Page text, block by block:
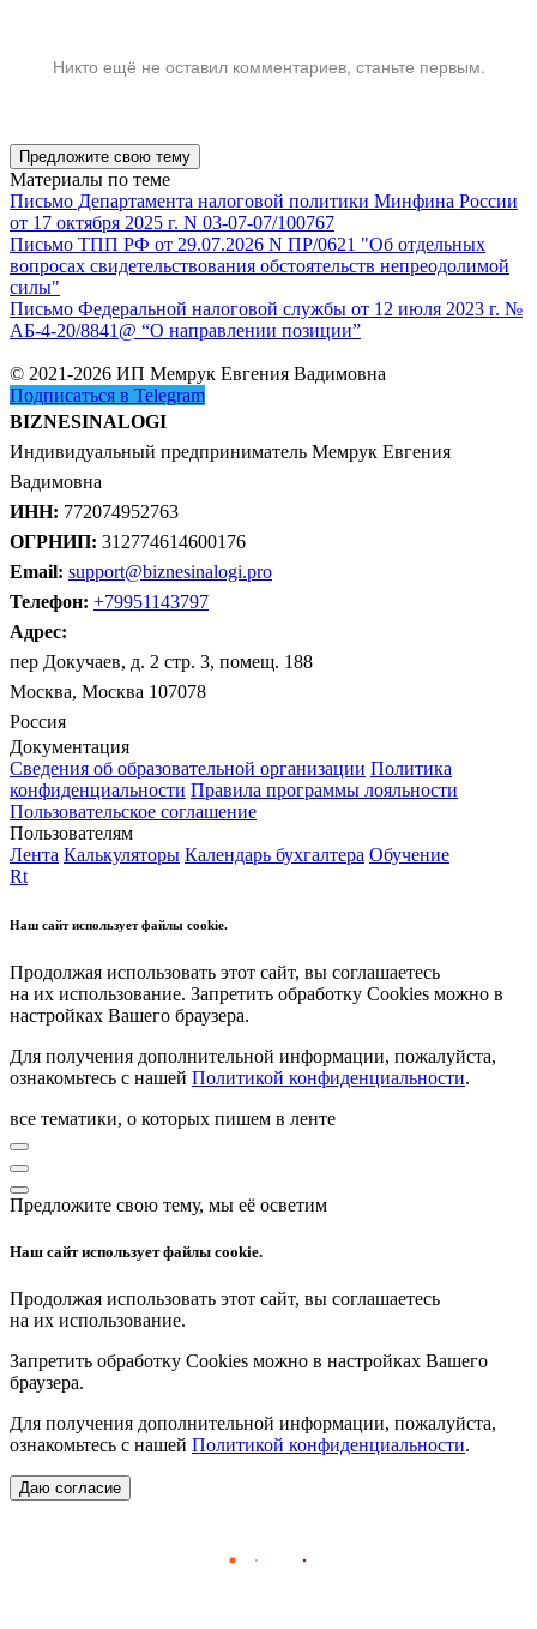
Никто ещё не оставил комментариев, станьте первым.
Предложите свою тему
Материалы по теме
Письмо Департамента налоговой политики Минфина России
от 17 октября 2025 г. N 03-07-07/100767
Письмо ТПП РФ от 29.07.2026 N ПР/0621 "Об отдельных
вопросах свидетельствования обстоятельств непреодолимой
силы"
Письмо Федеральной налоговой службы от 12 июля 2023 г. №
АБ-4-20/8841@ “О направлении позиции”
© 2021-2026 ИП Мемрук Евгения Вадимовна
Подписаться в Telegram
BIZNESINALOGI
Индивидуальный предприниматель Мемрук Евгения
Вадимовна
ИНН: 772074952763
ОГРНИП: 312774614600176
Email: support@biznesinalogi.pro
Телефон: +79951143797
Адрес:
пер Докучаев, д. 2 стр. 3, помещ. 188
Москва, Москва 107078
Россия
Документация
Сведения об образовательной организации Политика
конфиденциальности Правила программы лояльности
Пользовательское соглашение
Пользователям
Лента Калькуляторы Календарь бухгалтера Обучение
Rt
Наш сайт использует файлы cookie.
Продолжая использовать этот сайт, вы соглашаетесь
на их использование. Запретить обработку Cookies можно в
настройках Вашего браузера.
Для получения дополнительной информации, пожалуйста,
ознакомьтесь с нашей Политикой конфиденциальности.
все тематики, о которых пишем в ленте
Предложите свою тему, мы её осветим
Наш сайт использует файлы cookie.
Продолжая использовать этот сайт, вы соглашаетесь
на их использование.
Запретить обработку Cookies можно в настройках Вашего
браузера.
Для получения дополнительной информации, пожалуйста,
ознакомьтесь с нашей Политикой конфиденциальности.
Даю согласие